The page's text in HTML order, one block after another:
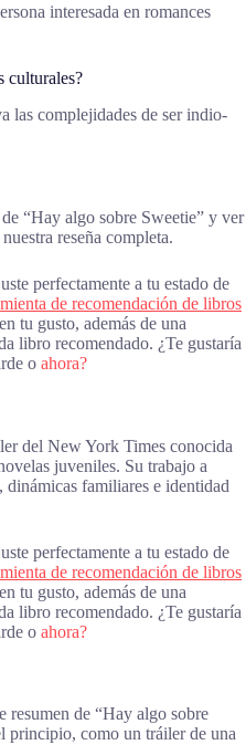
interesada en romances
culturales?
las complejidades de ser indio-
“Hay algo sobre Sweetie” y ver
reseña completa.
perfectamente a tu estado de
de recomendación de libros
tu gusto, además de una
libro recomendado. ¿Te gustaría
o ahora?
del New York Times conocida
juveniles. Su trabajo a
dinámicas familiares e identidad
perfectamente a tu estado de
de recomendación de libros
tu gusto, además de una
libro recomendado. ¿Te gustaría
o ahora?
resumen de “Hay algo sobre
principio, como un tráiler de una